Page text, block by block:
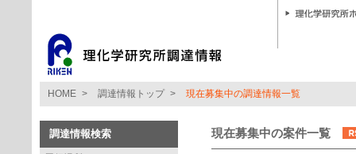
HOME > 調達情報トップ > 現在募集中の調達情報一覧
調達情報検索 現在募集中の案件一覧